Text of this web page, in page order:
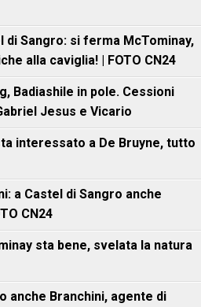
di Sangro: si ferma McTominay,
alla caviglia! | FOTO CN24
Badiashile in pole. Cessioni
Jesus e Vicario
interessato a De Bruyne, tutto
a Castel di Sangro anche
CN24
sta bene, svelata la natura
anche Branchini, agente di